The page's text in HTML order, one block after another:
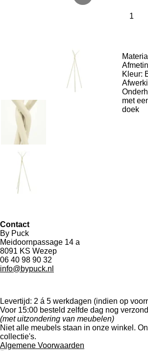
Kleur:
met
doek
Contact
By Puck
Meidoornpassage 14 a
8091 KS Wezep
06 40 98 90 32
info@bypuck.nl
Levertijd: 2 á 5 werkdagen (indien op
Voor 15:00 besteld zelfde dag nog
(met uitzondering van meubelen)
Niet alle meubels staan in onze winkel.
collectie's.
Algemene Voorwaarden